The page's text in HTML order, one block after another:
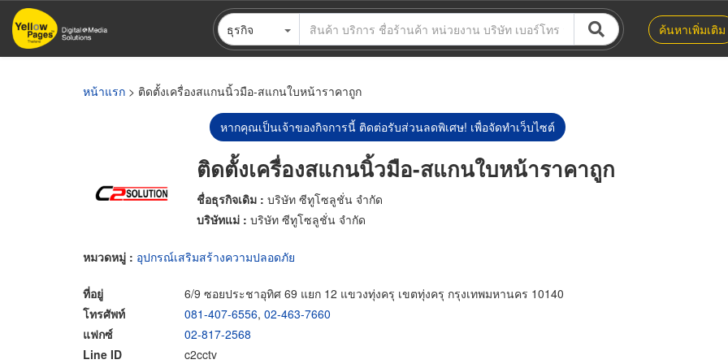
ข้าม
ไป
ธุรกิจ ค้นหาเพิ่มเติม
หน้าแรก > ติดตั้งเครื่องสแกนนิ้วมือ-สแกนใบหน้าราคาถูก
หากคุณเป็นเจ้าของกิจการนี้ ติดต่อรับส่วนลดพิเศษ! เพื่อจัดทำเว็บไซต์
ติดตั้งเครื่องสแกนนิ้วมือ-สแกนใบหน้าราคาถูก
ชื่อธุรกิจเดิม : บริษัท ซีทูโซลูชั่น จำกัด
บริษัทแม่ : บริษัท ซีทูโซลูชั่น จำกัด
หมวดหมู่ : อุปกรณ์เสริมสร้างความปลอดภัย
ที่อยู่
6/9 ซอยประชาอุทิศ 69 แยก 12 แขวงทุ่งครุ เขตทุ่งครุ กรุงเทพมหานคร 10140
โทรศัพท์
081-407-6556, 02-463-7660
แฟกซ์
02-817-2568
Line ID
c2cctv